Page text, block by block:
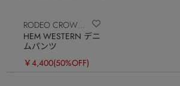
RODEO CROWNS
WIDE BOWL
HEM WESTERN デニ
ムパンツ
￥4,400(50%OFF)